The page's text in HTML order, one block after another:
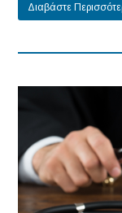
Διαβάστε